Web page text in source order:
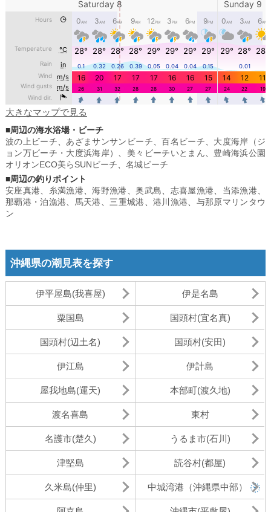
大きなマップで見る
■周辺の海水浴場・ビーチ
波の上ビーチ
あざまサンサンビーチ 、百名ビーチ
大度海岸（ジ
ョン万ビーチ・大度浜海岸）
美々ビーチいとまん
豊崎海浜公園
オリオンECO美らSUNビーチ
名城ビーチ
■周辺の釣りポイント
安座真港
糸満漁港 、海野漁港 、奥武島 志喜屋漁港 当添漁港
那覇港・泊漁港
馬天港 三重城港 港川漁港
与那原マリンタウ
ン
沖縄県の潮見表を探す
伊平屋島(我喜屋) 伊是名島
粟国島 国頭村(宜名真)
国頭村(辺土名) 国頭村(安田)
伊江島 伊計島
屋我地島(運天) 本部町(渡久地)
渡名喜島 東村
名護市(楚久) うるま市(石川)
津堅島 読谷村(都屋)
久米島(仲里) 中城湾港（沖縄県中部）